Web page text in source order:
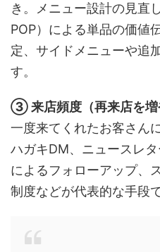
き。メニュー設計の見直
POP）による単品の価値
定、サイドメニューや追
す。
③ 来店頻度（再来店を増
一度来てくれたお客さん
ハガキDM、ニュースレ
によるフォローアップ、
制度などが代表的な手段で